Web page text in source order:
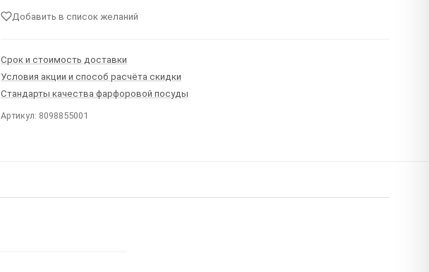
Добавить в список желаний
Срок и стоимость доставки
Условия акции и способ расчёта скидки
Стандарты качества фарфоровой посуды
Артикул: 8098855001